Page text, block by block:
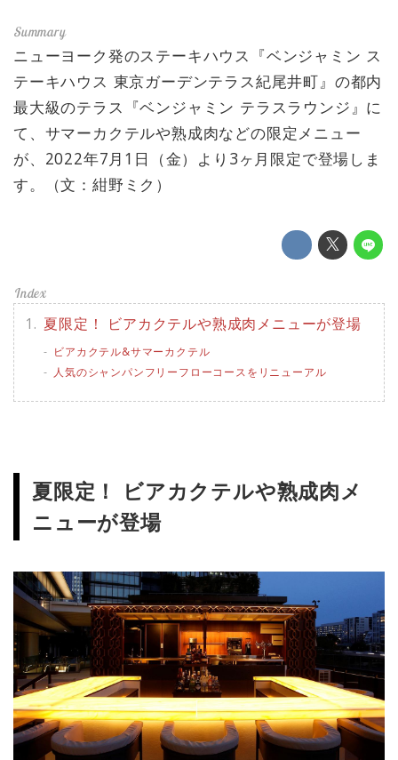
ニューヨーク発のステーキハウス『ベンジャミン ス
テーキハウス 東京ガーデンテラス紀尾井町』の都内
最大級のテラス『ベンジャミン テラスラウンジ』に
て、サマーカクテルや熟成肉などの限定メニュー
が、2022年7月1日（金）より3ヶ月限定で登場しま
す。（文：紺野ミク）
夏限定！ ビアカクテルや熟成肉メニューが登場
ビアカクテル&サマーカクテル
人気のシャンパンフリーフローコースをリニューアル
夏限定！ ビアカクテルや熟成肉メ
ニューが登場